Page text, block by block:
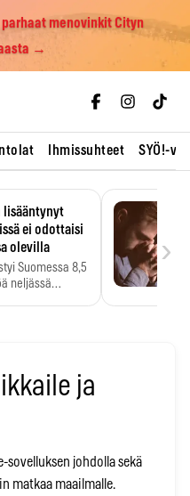
menovinkit Cityn
→
Ihmissuhteet SYÖ!-
lisääntynyt
ei odottaisi
olevilla
Suomessa 8,5
neljässä
›
ja
sovelluksen johdolla sekä
matkaa maailmalle.